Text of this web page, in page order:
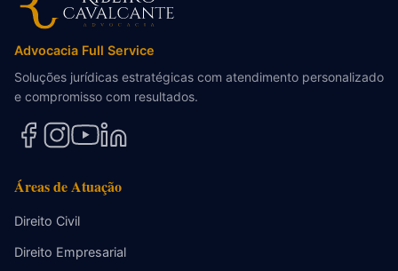
Advocacia Full Service
Soluções jurídicas estratégicas com atendimento personalizado
e compromisso com resultados.
Áreas de Atuação
Direito Civil
Direito Empresarial